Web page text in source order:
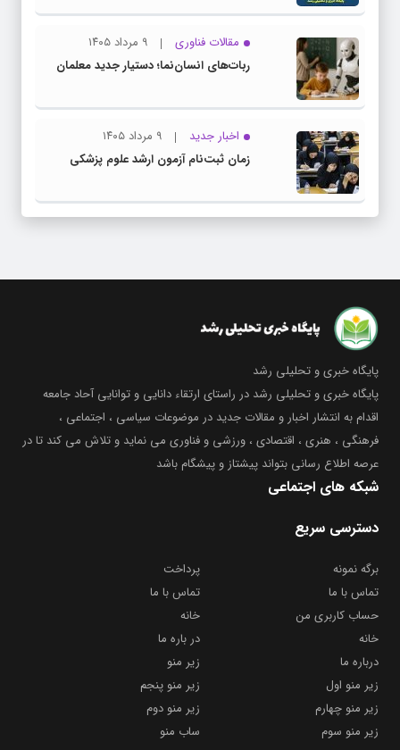
مقالات فناوری
۹ مرداد ۱۴۰۵
ربات‌های انسان‌نما؛ دستیار جدید معلمان
اخبار جدید
۹ مرداد ۱۴۰۵
زمان ثبت‌نام آزمون ارشد علوم پزشکی
پایگاه خبری و تحلیلی رشد
پایگاه خبری و تحلیلی رشد در راستای ارتقاء دانایی و توانایی آحاد جامعه
اقدام به انتشار اخبار و مقالات جدید در موضوعات سیاسی ، اجتماعی ،
فرهنگی ، هنری ، اقتصادی ، ورزشی و فناوری می نماید و تلاش می کند تا در
عرصه اطلاع رسانی بتواند پیشتاز و پیشگام باشد
شبکه های اجتماعی
دسترسی سریع
برگه نمونه
پرداخت
تماس با ما
تماس با ما
حساب کاربری من
خانه
خانه
در باره ما
درباره ما
زیر منو
زیر منو اول
زیر منو پنجم
زیر منو چهارم
زیر منو دوم
زیر منو سوم
ساب منو